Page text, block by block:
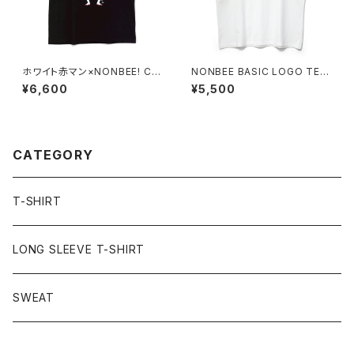
ホワイト赤マン×NONBEE! CO
LLABORATION TEE black/
white
¥6,600
NONBEE BASIC LOGO TEE
white/green (new)
¥5,500
CATEGORY
T-SHIRT
LONG SLEEVE T-SHIRT
SWEAT